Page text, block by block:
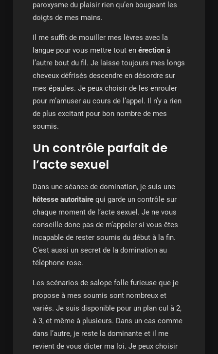
paroxysme du plaisir rien qu’en bougeant les
doigts de mes mains.
Il me suffit de mouiller mes lèvres avec la
langue pour vous mettre tout en érection à
l’autre bout du fil. Je laisse toujours mes longs
cheveux défrisés descendre en désordre sur
mes épaules. Je peux choisir de les enrouler
pour m’amuser au cours de l’appel. Il n’y a rien
de plus excitant pour bon nombre de mes
soumis.
Un contrôle parfait de
l’acte sexuel
Dans une séance de domination, je suis une
hôtesse autoritairequi garde un contrôle sur
chaque moment de l’acte sexuel. Je ne vous
conseille donc pas de m’appeler si vous êtes
incapable de rester soumis du début à la fin.
C’est aussi un secret de la domination au
téléphone rose.
Les scénarios de salope folle furieuse que je
propose à mes soumis sont nombreux et
variés. Je suis disponible pour un plan cul à 2,
à 3, et même à plusieurs. Dans un cas comme
dans l’autre, je reste la dominante et il me
revient de vous dicter ma loi. Je peux choisir